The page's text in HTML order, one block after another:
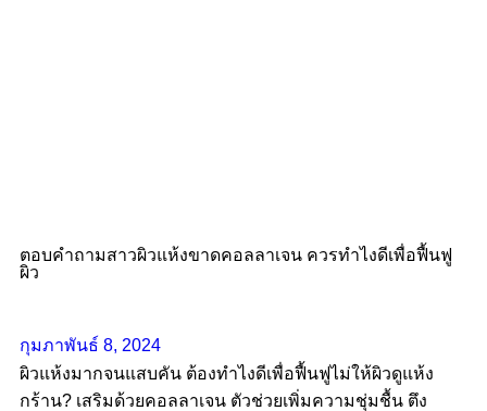
ตอบคำถามสาวผิวแห้งขาดคอลลาเจน ควรทําไงดีเพื่อฟื้นฟู
ผิว
กุมภาพันธ์ 8, 2024
ผิวแห้งมากจนแสบคัน ต้องทำไงดีเพื่อฟื้นฟูไม่ให้ผิวดูแห้ง
กร้าน? เสริมด้วยคอลลาเจน ตัวช่วยเพิ่มความชุ่มชื้น ตึง